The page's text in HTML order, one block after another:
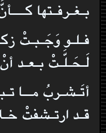
بـغـرفـتها
فـلـو وَجَـبـتْ
لَـحَـلَّـتْ بـعـد
أتَـشـربُ مــا
قـد ارتـشفتْ